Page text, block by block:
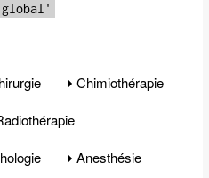
Chimiothérapie
Anesthésie